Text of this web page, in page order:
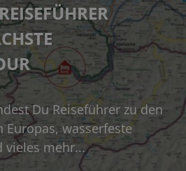
Du Reiseführer zu den
Europas, wasserfeste
vieles mehr...